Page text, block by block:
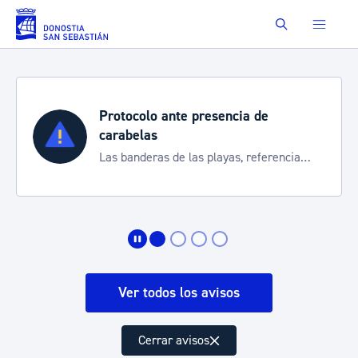
Saltar al contenido principal Buscar
Protocolo ante presencia de
carabelas
Las banderas de las playas, referencia
Ver todos los avisos
Cerrar avisos